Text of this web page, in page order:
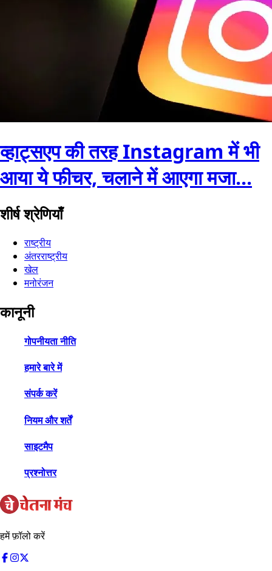
व्हाट्सएप की तरह Instagram में भी
आया ये फीचर, चलाने में आएगा मजा...
शीर्ष श्रेणियाँ
राष्ट्रीय
अंतरराष्ट्रीय
खेल
मनोरंजन
कानूनी
गोपनीयता नीति
हमारे बारे में
संपर्क करें
नियम और शर्तें
साइटमैप
प्रश्नोत्तर
हमें फ़ॉलो करें